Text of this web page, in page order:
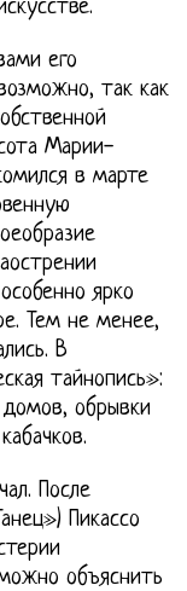
его
так как
Марии-
в марте
ярко
Тем не менее,
В
тайнопись»:
обрывки
После
Пикассо
объяснить